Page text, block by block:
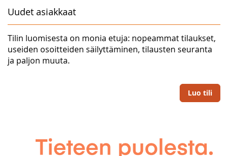
Uudet asiakkaat
Tilin luomisesta on monia etuja: nopeammat tilaukset,
useiden osoitteiden säilyttäminen, tilausten seuranta
ja paljon muuta.
Luo tili